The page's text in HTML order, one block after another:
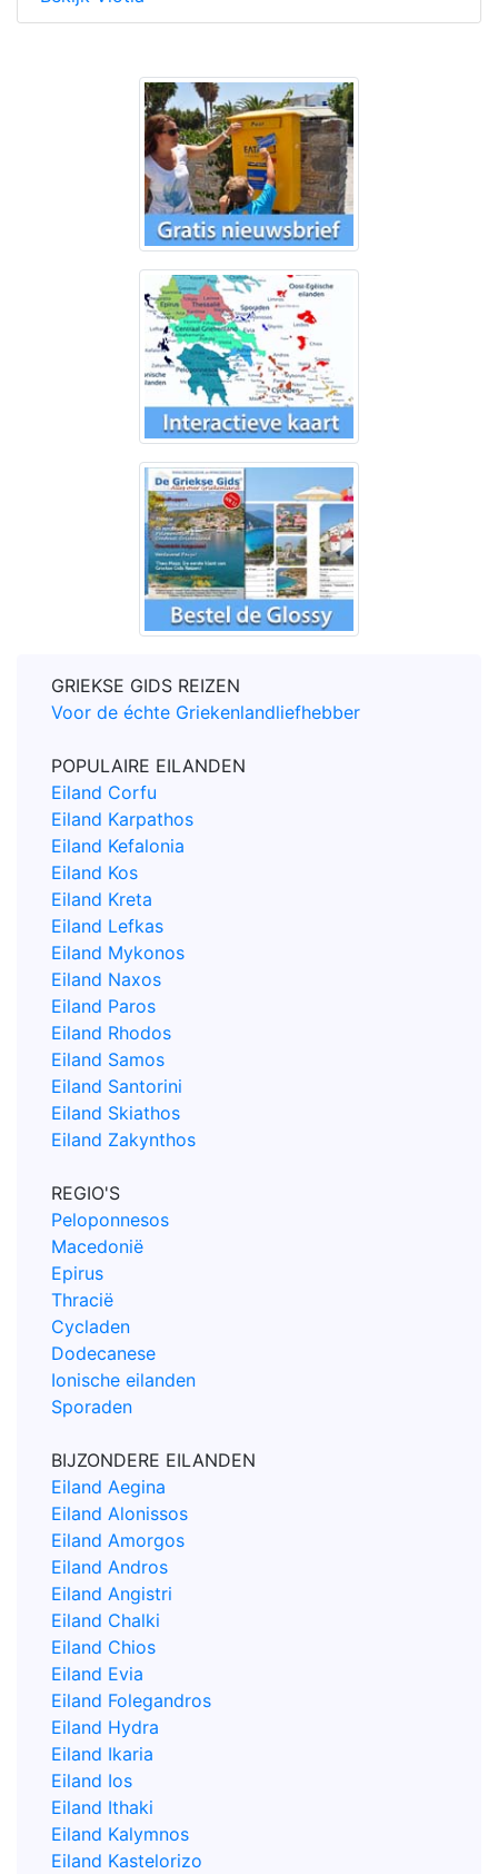
GRIEKSE GIDS REIZEN
Voor de échte Griekenlandliefhebber
POPULAIRE EILANDEN
Eiland Corfu
Eiland Karpathos
Eiland Kefalonia
Eiland Kos
Eiland Kreta
Eiland Lefkas
Eiland Mykonos
Eiland Naxos
Eiland Paros
Eiland Rhodos
Eiland Samos
Eiland Santorini
Eiland Skiathos
Eiland Zakynthos
REGIO'S
Peloponnesos
Macedonië
Epirus
Thracië
Cycladen
Dodecanese
Ionische eilanden
Sporaden
BIJZONDERE EILANDEN
Eiland Aegina
Eiland Alonissos
Eiland Amorgos
Eiland Andros
Eiland Angistri
Eiland Chalki
Eiland Chios
Eiland Evia
Eiland Folegandros
Eiland Hydra
Eiland Ikaria
Eiland Ios
Eiland Ithaki
Eiland Kalymnos
Eiland Kastelorizo